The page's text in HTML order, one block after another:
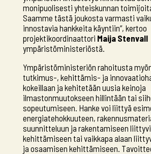
monipuolisesti yhteiskunnan
Saamme tästä joukosta varmasti
innostavia hankkeita käyntiin”, kertoo
projektikoordinaattori Maija Stenvall
ympäristöministeriöstä.
Ympäristöministeriön rahoitusta
tutkimus-, kehittämis- ja
kokeillaan ja kehitetään uusia keinoja
ilmastonmuutokseen hillintään tai
sopeutumiseen. Hanke voi liittyä
energiatehokkuuteen,
suunnitteluun ja rakentamiseen
kehittämiseen tai vaikkapa alaan
ja osaamisen kehittämiseen.